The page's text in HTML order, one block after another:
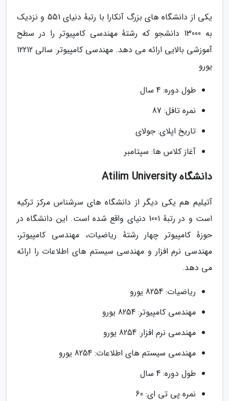
یکی از دانشگاه های بزرگ آنکارا با رتبهٔ دنیای 551 و نزدیک
به 13000 دانشجو که رشتهٔ مهندسی کامپیوتر را در سطح
آموزشی بالایی ارائه می دهد. مهندسی کامپیوتر: سالی 12212
یورو
طول دوره: 4 سال
نمره تافل: 87
تاریخ اپلای: جولای
آغاز کلاس ها: سپتامبر
دانشگاه Atilim University
آتیلیم هم یکی دیگر از دانشگاه های سرشناس مرکز ترکیه
است و در رتبهٔ 1001 دنیای واقع شده است. این دانشگاه در
حوزهٔ کامپیوتر چهار رشتهٔ ریاضیات، مهندسی کامپیوتر،
مهندسی نرم افزار و مهندسی سیستم های اطلاعات را ارائه
می دهد.
ریاضیات: 8254 یورو
مهندسی کامپیوتر: 8254 یورو
مهندسی نرم افزار: 8254 یورو
مهندسی سیستم های اطلاعات: 8254 یورو
طول دوره: 4 سال
نمره پی تی ای: 60